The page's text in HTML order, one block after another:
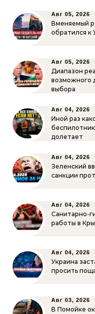
Авг 05, 2026
Вменяемый
обратился к
Авг 05, 2026
Диапазон
возможного
выбора
Авг 04, 2026
Иной раз
долетает
Авг 04, 2026
Зеленский
санкции
Авг 04, 2026
Санитарно-
работы в
Авг 04, 2026
Украина
просить
Авг 03, 2026
В Помойке